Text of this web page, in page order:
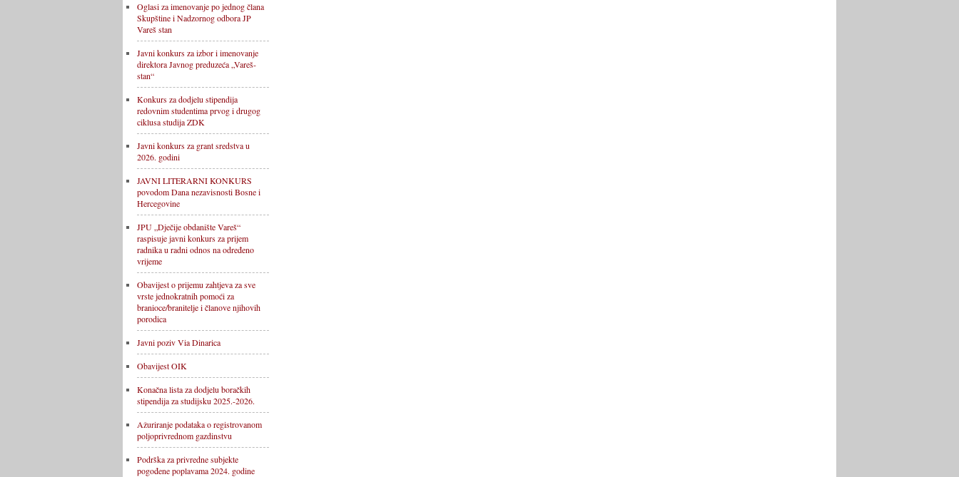
Oglasi za imenovanje po jednog člana
Skupštine i Nadzornog odbora JP
Vareš stan
Javni konkurs za izbor i imenovanje
direktora Javnog preduzeća „Vareš-
stan“
Konkurs za dodjelu stipendija
redovnim studentima prvog i drugog
ciklusa studija ZDK
Javni konkurs za grant sredstva u
2026. godini
JAVNI LITERARNI KONKURS
povodom Dana nezavisnosti Bosne i
Hercegovine
JPU „Dječije obdanište Vareš“
raspisuje javni konkurs za prijem
radnika u radni odnos na određeno
vrijeme
Obavijest o prijemu zahtjeva za sve
vrste jednokratnih pomoći za
branioce/branitelje i članove njihovih
porodica
Javni poziv Via Dinarica
Obavijest OIK
Konačna lista za dodjelu boračkih
stipendija za studijsku 2025.-2026.
Ažuriranje podataka o registrovanom
poljoprivrednom gazdinstvu
Podrška za privredne subjekte
pogođene poplavama 2024. godine